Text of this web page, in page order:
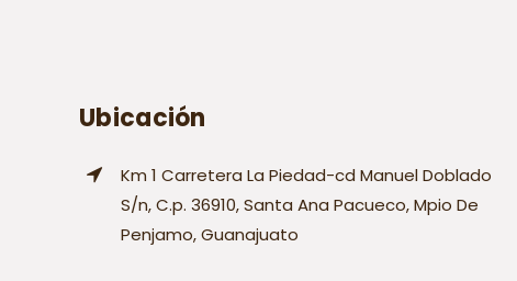
Ubicación
Km 1 Carretera La Piedad-cd Manuel Doblado
S/n, C.p. 36910, Santa Ana Pacueco, Mpio De
Penjamo, Guanajuato